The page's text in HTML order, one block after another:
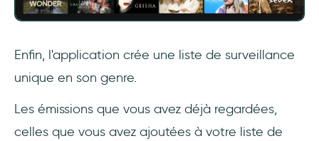
Enfin, l'application crée une liste de surveillance
unique en son genre.
Les émissions que vous avez déjà regardées,
celles que vous avez ajoutées à votre liste de